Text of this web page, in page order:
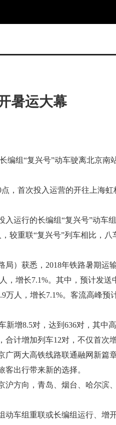
暑运大幕
组“复兴号”动车驶离北京南
，首次投入运营的开往上海虹
运行的长编组“复兴号”动车
较重联“复兴号”列车相比，
）获悉，2018年铁路暑期运
，增长7.1%。其中，预计发
万人，增长7.1%。客流高峰
新增8.5对，达到636对，其中
计增加列车12对，不仅首次
两大高铁线路联通融网新篇
出行带来新的选择。
方向，青岛、烟台、哈尔滨
车组重联或长编组运行、增